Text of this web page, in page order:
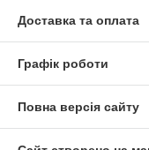
Доставка та оплата
Графік роботи
Повна версія сайту